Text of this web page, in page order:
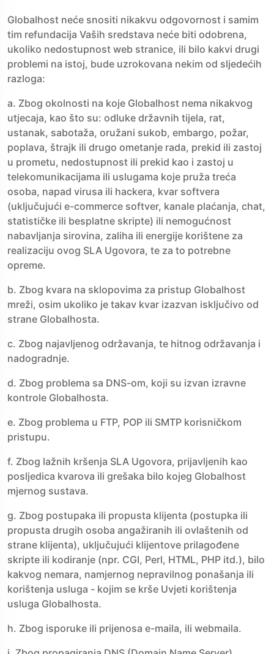
Globalhost neće snositi nikakvu odgovornost i samim
tim refundacija Vaših sredstava neće biti odobrena,
ukoliko nedostupnost web stranice, ili bilo kakvi drugi
problemi na istoj, bude uzrokovana nekim od sljedećih
razloga:
a. Zbog okolnosti na koje Globalhost nema nikakvog
utjecaja, kao što su: odluke državnih tijela, rat,
ustanak, sabotaža, oružani sukob, embargo, požar,
poplava, štrajk ili drugo ometanje rada, prekid ili zastoj
u prometu, nedostupnost ili prekid kao i zastoj u
telekomunikacijama ili uslugama koje pruža treća
osoba, napad virusa ili hackera, kvar softvera
(uključujući e-commerce softver, kanale plaćanja, chat,
statističke ili besplatne skripte) ili nemogućnost
nabavljanja sirovina, zaliha ili energije korištene za
realizaciju ovog SLA Ugovora, te za to potrebne
opreme.
b. Zbog kvara na sklopovima za pristup Globalhost
mreži, osim ukoliko je takav kvar izazvan isključivo od
strane Globalhosta.
c. Zbog najavljenog održavanja, te hitnog održavanja i
nadogradnje.
d. Zbog problema sa DNS-om, koji su izvan izravne
kontrole Globalhosta.
e. Zbog problema u FTP, POP ili SMTP korisničkom
pristupu.
f. Zbog lažnih kršenja SLA Ugovora, prijavljenih kao
posljedica kvarova ili grešaka bilo kojeg Globalhost
mjernog sustava.
g. Zbog postupaka ili propusta klijenta (postupka ili
propusta drugih osoba angažiranih ili ovlaštenih od
strane klijenta), uključujući klijentove prilagođene
skripte ili kodiranje (npr. CGI, Perl, HTML, PHP itd.), bilo
kakvog nemara, namjernog nepravilnog ponašanja ili
korištenja usluga - kojim se krše Uvjeti korištenja
usluga Globalhosta.
h. Zbog isporuke ili prijenosa e-maila, ili webmaila.